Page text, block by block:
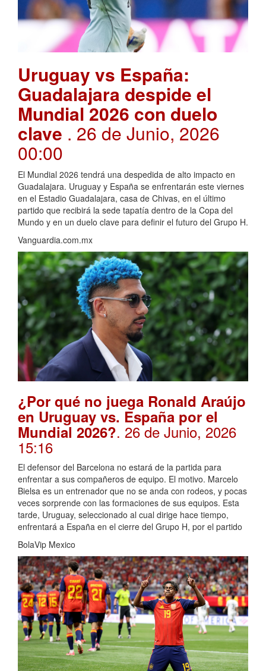
Uruguay vs España:
Guadalajara despide el
Mundial 2026 con duelo
clave . 26 de Junio, 2026
00:00
El Mundial 2026 tendrá una despedida de alto impacto en
Guadalajara. Uruguay y España se enfrentarán este viernes
en el Estadio Guadalajara, casa de Chivas, en el último
partido que recibirá la sede tapatía dentro de la Copa del
Mundo y en un duelo clave para definir el futuro del Grupo H.
Vanguardia.com.mx
¿Por qué no juega Ronald Araújo
en Uruguay vs. España por el
Mundial 2026?. 26 de Junio, 2026
15:16
El defensor del Barcelona no estará de la partida para
enfrentar a sus compañeros de equipo. El motivo. Marcelo
Bielsa es un entrenador que no se anda con rodeos, y pocas
veces sorprende con las formaciones de sus equipos. Esta
tarde, Uruguay, seleccionado al cual dirige hace tiempo,
enfrentará a España en el cierre del Grupo H, por el partido
BolaVip Mexico